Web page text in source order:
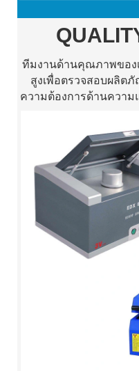
ทีมงานด้านคุณภาพของ
สูงเพื่อตรวจสอบผลิต
ความต้องการด้านควา